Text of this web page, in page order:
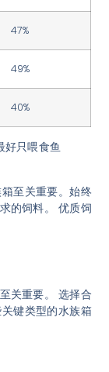
47%
49%
40%
好只喂食鱼
至关重要。始终
的饲料。优质饲
关重要。选择合
键类型的水族箱